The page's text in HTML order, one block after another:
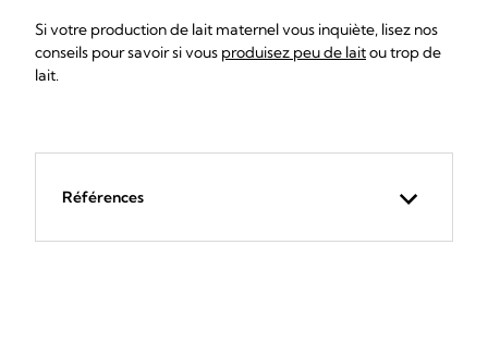
Si votre production de lait maternel vous inquiète, lisez nos
conseils pour savoir si vous produisez peu de laitou trop de
lait.
Références